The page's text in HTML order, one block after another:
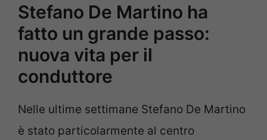
Stefano De Martino ha
fatto un grande passo:
nuova vita per il
conduttore
Nelle ultime settimane Stefano De Martino
è stato particolarmente al centro